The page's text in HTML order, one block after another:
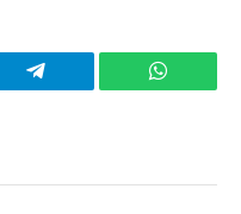
Telegram